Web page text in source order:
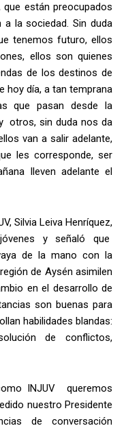
están preocupados
la sociedad. Sin duda
tenemos futuro, ellos
ellos son quienes
de los destinos de
hoy día, a tan temprana
que pasan desde la
otros, sin duda nos da
van a salir adelante,
les corresponde, ser
lleven adelante el
Silvia Leiva Henríquez,
y señaló que
de la mano con la
de Aysén asimilen
en el desarrollo de
son buenas para
habilidades blandas:
de conflictos,
INJUV queremos
nuestro Presidente
de conversación